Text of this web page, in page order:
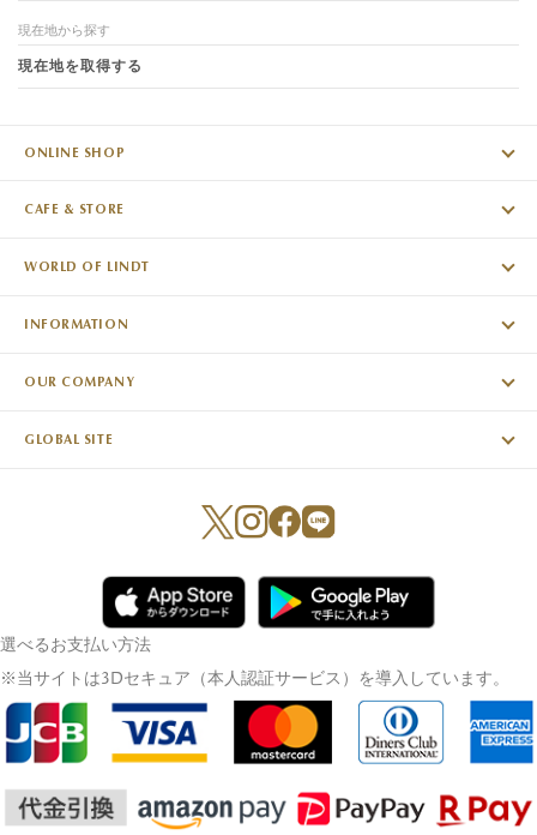
現在地から探す
現在地を取得する
ONLINE SHOP
CAFE & STORE
WORLD OF LINDT
INFORMATION
OUR COMPANY
GLOBAL SITE
選べるお支払い方法
※当サイトは3Dセキュア（本人認証サービス）を導入しています。